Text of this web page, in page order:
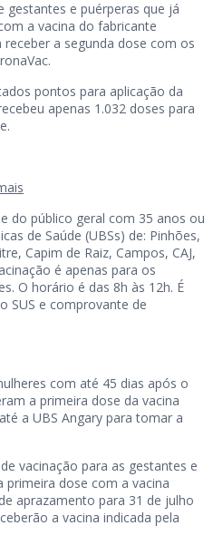
gestantes e puérperas que já
a vacina do fabricante
a segunda dose com os
pontos para aplicação da
apenas 1.032 doses para
do público geral com 35 anos ou
de Saúde (UBSs) de: Pinhões,
Capim de Raiz, Campos, CAJ,
é apenas para os
O horário é das 8h às 12h. É
SUS e comprovante de
com até 45 dias após o
a primeira dose da vacina
a UBS Angary para tomar a
vacinação para as gestantes e
dose com a vacina
aprazamento para 31 de julho
a vacina indicada pela